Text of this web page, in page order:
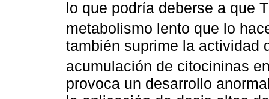
lo que podría deberse a que
metabolismo lento que lo
también suprime la actividad
acumulación de citocininas
provoca un desarrollo